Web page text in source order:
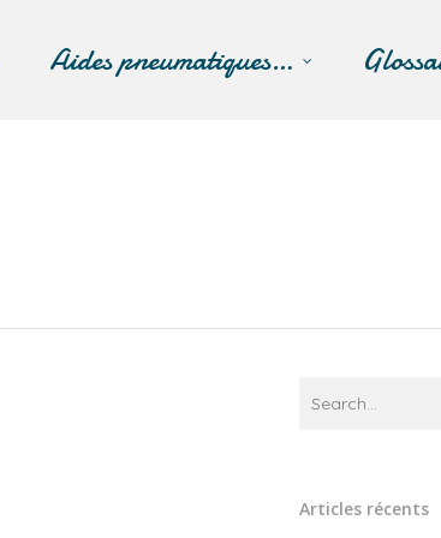
Aides pneumatiques…
Articles récents